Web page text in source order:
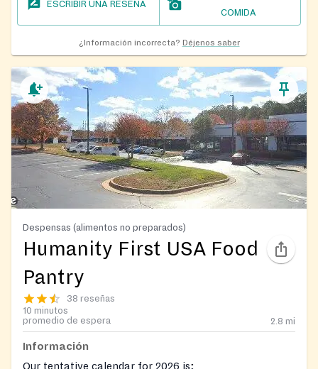
ESCRIBIR UNA RESEÑA
COMIDA
¿Información incorrecta? Déjenos saber
Despensas (alimentos no preparados)
Humanity First USA Food
Pantry
38 reseñas
10 minutos
promedio de espera
2.8 mi
Información
Our tentative calendar for 2026 is;